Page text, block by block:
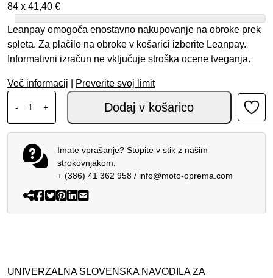
84 x 41,40 €
Leanpay omogoča enostavno nakupovanje na obroke prek
spleta. Za plačilo na obroke v košarici izberite Leanpay.
Informativni izračun ne vključuje stroška ocene tveganja.
Več informacij Preverite svoj limit
-
Dainese D-air Racing Hydration Kit količina
+ Dodaj v košarico
Imate vprašanje? Stopite v stik z našim
strokovnjakom.
+ (386) 41 362 958/ info@moto-oprema.com
UNIVERZALNA SLOVENSKA NAVODILA ZA